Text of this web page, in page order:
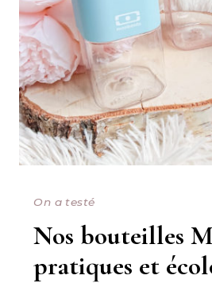
On a testé
Nos bouteilles
pratiques et